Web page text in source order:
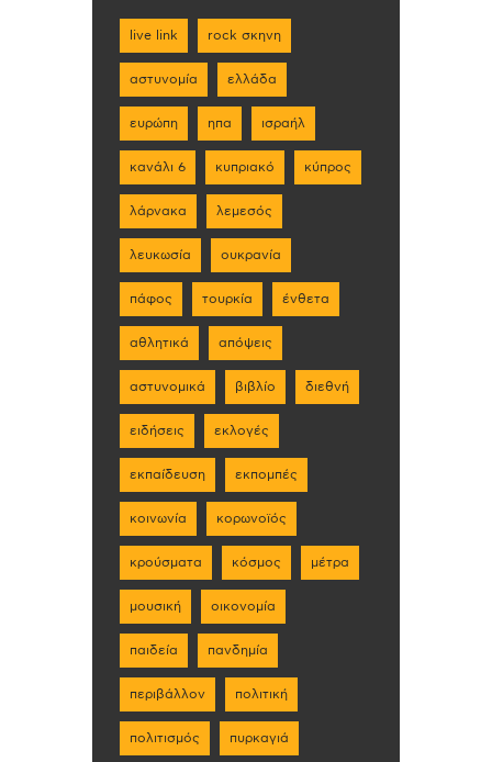
live link rock σκηνη
αστυνομία ελλάδα
ευρώπη ηπα ισραήλ
κανάλι 6 κυπριακό κύπρος
λάρνακα λεμεσός
λευκωσία ουκρανία
πάφος τουρκία ένθετα
αθλητικά απόψεις
αστυνομικά βιβλίο διεθνή
ειδήσεις εκλογές
εκπαίδευση εκπομπές
κοινωνία κορωνοϊός
κρούσματα κόσμος μέτρα
μουσική οικονομία
παιδεία πανδημία
περιβάλλον πολιτική
πολιτισμός πυρκαγιά